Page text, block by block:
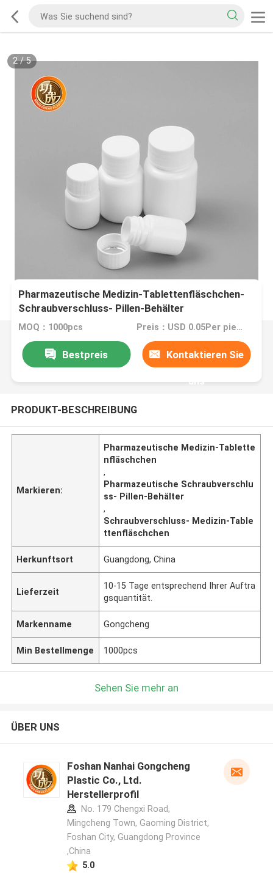
2/5
Pharmazeutische Medizin-Tablettenfläschchen-
Schraubverschluss- Pillen-Behälter
MOQ：1000pcs Preis：USD 0.05Per piece
Bestpreis Kontaktieren Sie
uns
PRODUKT-BESCHREIBUNG
Markieren:
Pharmazeutische Medizin-Tablette
nfläschchen
,
Pharmazeutische Schraubverschlu
ss- Pillen-Behälter
,
Schraubverschluss- Medizin-Table
ttenfläschchen
Herkunftsort Guangdong, China
Lieferzeit
10-15 Tage entsprechend Ihrer Auftra
gsquantität.
Markenname Gongcheng
Min Bestellmenge 1000pcs
Sehen Sie mehr an
ÜBER UNS
Foshan Nanhai Gongcheng
Plastic Co., Ltd.
Herstellerprofil
No. 179 Chengxi Road,
Mingcheng Town, Gaoming District,
Foshan City, Guangdong Province
,China
5.0